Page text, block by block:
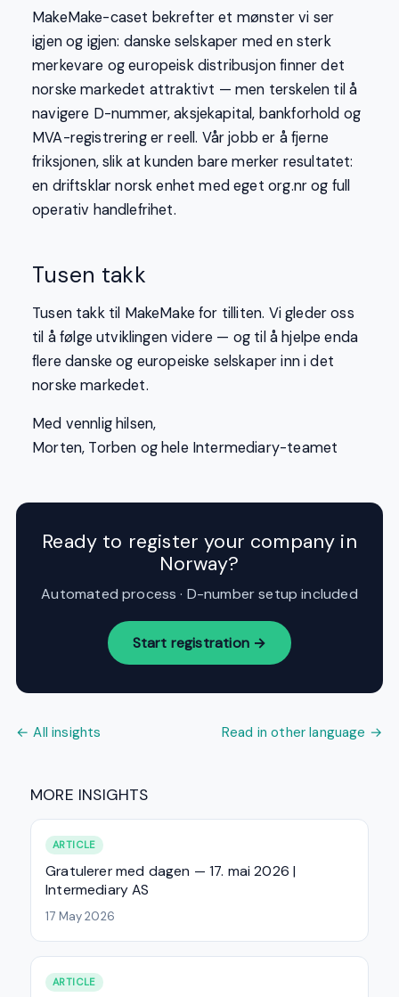
MakeMake-caset bekrefter et mønster vi ser
igjen og igjen: danske selskaper med en sterk
merkevare og europeisk distribusjon finner det
norske markedet attraktivt — men terskelen til å
navigere D-nummer, aksjekapital, bankforhold og
MVA-registrering er reell. Vår jobb er å fjerne
friksjonen, slik at kunden bare merker resultatet:
en driftsklar norsk enhet med eget org.nr og full
operativ handlefrihet.
Tusen takk
Tusen takk til MakeMake for tilliten. Vi gleder oss
til å følge utviklingen videre — og til å hjelpe enda
flere danske og europeiske selskaper inn i det
norske markedet.
Med vennlig hilsen,
Morten, Torben og hele Intermediary-teamet
Ready to register your company in
Norway?
Automated process · D-number setup included
Start registration →
← All insights Read in other language →
MORE INSIGHTS
ARTICLE
Gratulerer med dagen — 17. mai 2026 |
Intermediary AS
17 May 2026
ARTICLE